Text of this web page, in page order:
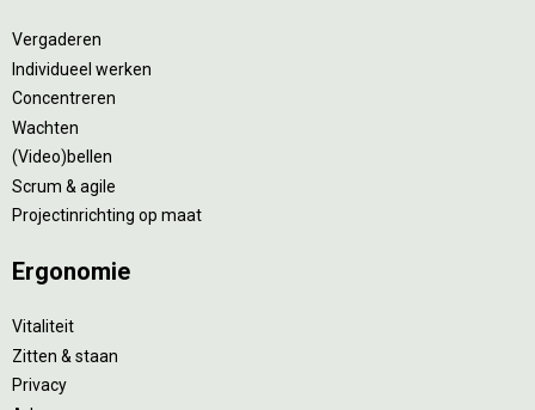
Vergaderen
Individueel werken
Concentreren
Wachten
(Video)bellen
Scrum & agile
Projectinrichting op maat
Ergonomie
Vitaliteit
Zitten & staan
Privacy